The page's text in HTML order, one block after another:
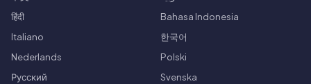
हिंदी
Bahasa Indonesia
Italiano
한국어
Nederlands
Polski
Русский
Svenska